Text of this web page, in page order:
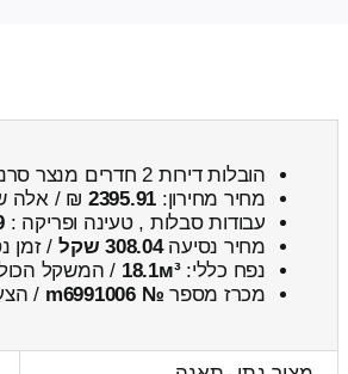
הובלות דירות 2 חדרים מנצר סרני ← לצור נתן
מחיר מחירון: 2395.91 ₪ / אלה
עבודות סבלות , טעינה ופריקה :
מחיר נסיעה308.04 שקל / זמן
נפח כללי:18.1м³ / המשקל
מכרז מספר № m6991006
/